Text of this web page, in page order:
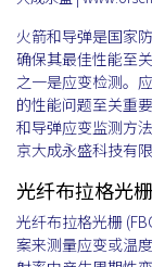
火箭和导弹是国家
确保其最佳性能至
之一是应变检测。
的性能问题至关重
和导弹应变监测方
京大成永盛科技有
光纤布拉格光
光纤布拉格光栅
案来测量应变或温